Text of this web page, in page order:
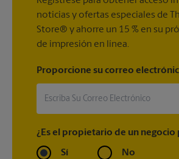
noticias y ofertas especiales de
Store® y ahorre un 15 % en su
de impresión en línea.
Proporcione su correo
¿Es el propietario de un negocio
Sí No